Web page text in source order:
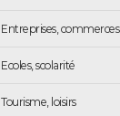
Entreprises, commerces
Ecoles, scolarité
Tourisme, loisirs